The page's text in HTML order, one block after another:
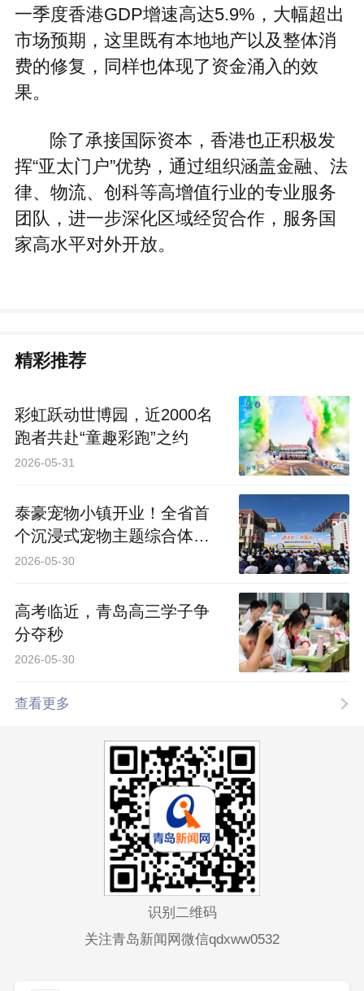
一季度香港GDP增速高达5.9%，大幅超出
市场预期，这里既有本地地产以及整体消
费的修复，同样也体现了资金涌入的效
果。
除了承接国际资本，香港也正积极发
挥“亚太门户”优势，通过组织涵盖金融、法
律、物流、创科等高增值行业的专业服务
团队，进一步深化区域经贸合作，服务国
家高水平对外开放。
精彩推荐
彩虹跃动世博园，近2000名
跑者共赴“童趣彩跑”之约
2026-05-31
泰豪宠物小镇开业！全省首
个沉浸式宠物主题综合体落
地青岛
2026-05-30
高考临近，青岛高三学子争
分夺秒
2026-05-30
查看更多
识别二维码
关注青岛新闻网微信qdxww0532